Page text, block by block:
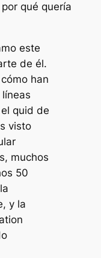
qué quería
este
de él.
han
quid de
visto
muchos
50
y la